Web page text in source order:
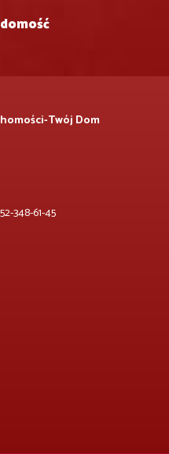
Twój Dom
348-61-45